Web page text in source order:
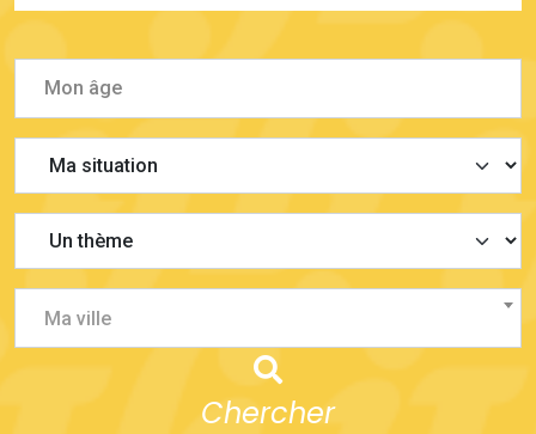
Ma ville
Chercher